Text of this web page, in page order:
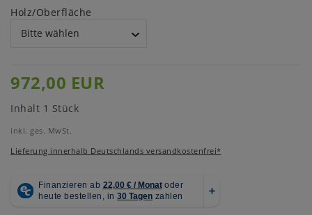
Holz/Oberfläche
972,00 EUR
Inhalt 1 Stück
inkl. ges. MwSt.
Lieferung innerhalb Deutschlands versandkostenfrei*